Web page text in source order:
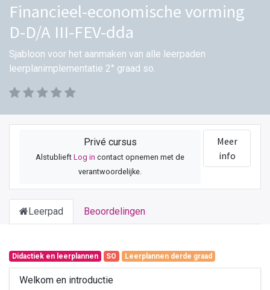
Financieel-economische vorming
D-D/A III-FEV-dda
Sjabloon voor het aanmaken van alle leerpaden
leerplanimplementatie 2° graad so.
Privé cursus
AlstublieftLog in contact opnemen met de
verantwoordelijke.
Meer
info
Leerpad Beoordelingen
Didactiek en leerplannen SO Leerplannen derde graad
Welkom en introductie